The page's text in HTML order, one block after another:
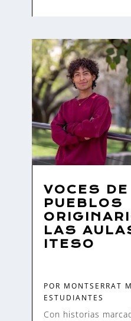
VOCES
PUEBLOS
LAS
ITESO
POR MONTSERRAT
ESTUDIANTES
Con historias